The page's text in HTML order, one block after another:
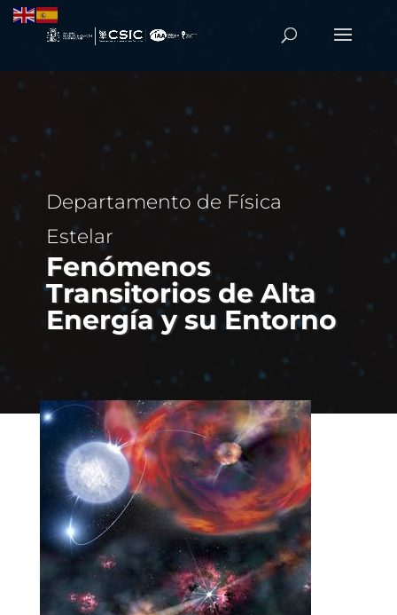
Departamento de Física
Estelar
Fenómenos
Transitorios de Alta
Energía y su Entorno